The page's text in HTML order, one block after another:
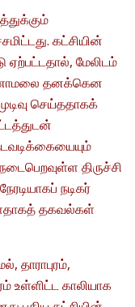
கட்சியின்
மேலிடம்
தனக்கென
செய்ததாகக்
திருச்சி
நடிகர்
தகவல்கள்
தாராபுரம்,
உள்ளிட்ட காலியாக